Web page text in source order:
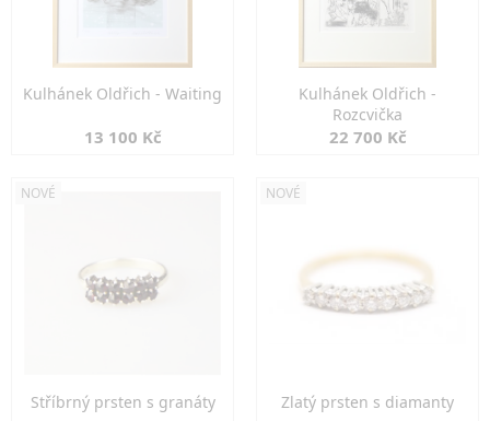
Kulhánek Oldřich - Waiting
13 100 Kč
Kulhánek Oldřich -
Rozcvička
22 700 Kč
NOVÉ
Stříbrný prsten s granáty
NOVÉ
Zlatý prsten s diamanty